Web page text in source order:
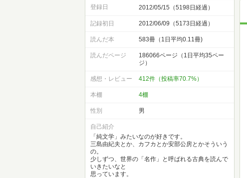
登録日 2012/05/15（5198日経過）
記録初日 2012/06/09（5173日経過）
読んだ本 583冊（1日平均0.11冊)
読んだページ
186066ページ（1日平均35ペー
ジ）
感想・レビュー 412件（投稿率70.7%）
本棚 4棚
性別 男
自己紹介
「純文学」みたいなのが好きです。
三島由紀夫とか、カフカとか安部公房とかそういう
の。
少しずつ、世界の「名作」と呼ばれる古典を読んで
いきたいなと
思っています。